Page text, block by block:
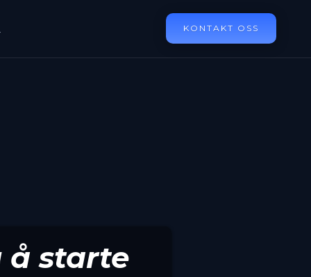
KONTAKT OSS
å starte